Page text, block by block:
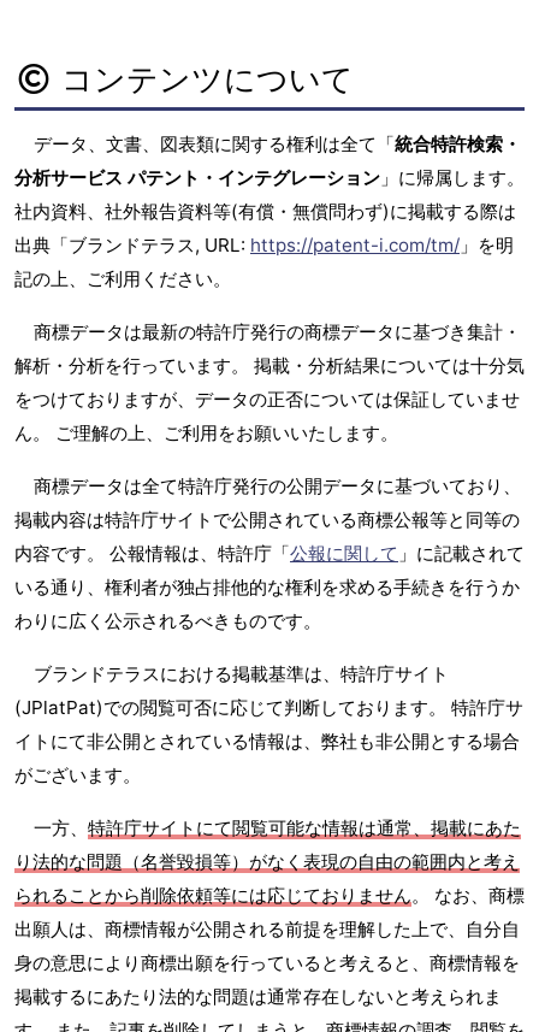
コンテンツについて
データ、文書、図表類に関する権利は全て「統合特許検索・
分析サービス パテント・インテグレーション 」に帰属します。
社内資料、社外報告資料等(有償・無償問わず)に掲載する際は
出典「ブランドテラス, URL: https://patent-i.com/tm/ 」を明
記の上、ご利用ください。
商標データは最新の特許庁発行の商標データに基づき集計・
解析・分析を行っています。 掲載・分析結果については十分気
をつけておりますが、データの正否については保証していませ
ん。 ご理解の上、ご利用をお願いいたします。
商標データは全て特許庁発行の公開データに基づいており、
掲載内容は特許庁サイトで公開されている商標公報等と同等の
内容です。 公報情報は、特許庁「公報に関して 」に記載されて
いる通り、権利者が独占排他的な権利を求める手続きを行うか
わりに広く公示されるべきものです。
ブランドテラスにおける掲載基準は、特許庁サイト
(JPlatPat)での閲覧可否に応じて判断しております。 特許庁サ
イトにて非公開とされている情報は、弊社も非公開とする場合
がございます。
一方、 特許庁サイトにて閲覧可能な情報は通常、掲載にあた
り法的な問題（名誉毀損等）がなく表現の自由の範囲内と考え
られることから削除依頼等には応じておりません。 なお、商標
出願人は、商標情報が公開される前提を理解した上で、自分自
身の意思により商標出願を行っていると考えると、商標情報を
掲載するにあたり法的な問題は通常存在しないと考えられま